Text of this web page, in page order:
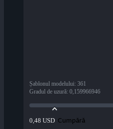
Șablonul modelului: 361
Gradul de uzură: 0,159966946
0,48 USD Cumpără